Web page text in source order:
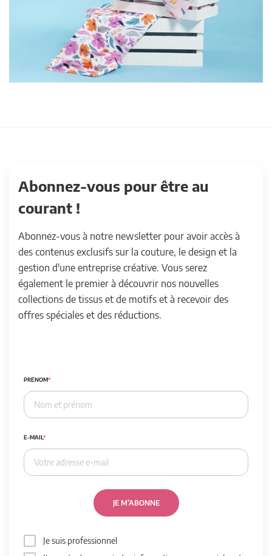
Abonnez-vous pour être au
courant !
Abonnez-vous à notre newsletter pour avoir accès à
des contenus exclusifs sur la couture, le design et la
gestion d'une entreprise créative. Vous serez
également le premier à découvrir nos nouvelles
collections de tissus et de motifs et à recevoir des
offres spéciales et des réductions.
PRÉNOM
E-MAIL
JE M’ABONNE
Je suis professionnel